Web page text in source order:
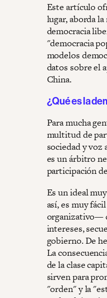
Este artículo
lugar, aborda
democracia
"democracia
modelos
datos sobre el
China.
¿Qué es la
Para mucha
multitud de
sociedad y voz
es un árbitro
participación
Es un ideal
así, es muy
organizativo—
intereses,
gobierno. De
La
de la clase
sirven para
"orden" y la